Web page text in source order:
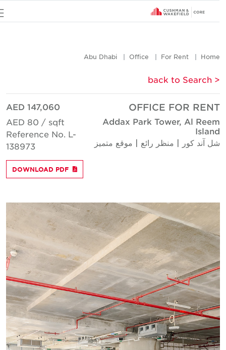
Home
For Rent
Office
Abu Dhabi
< back to Search
OFFICE FOR RENT
Addax Park Tower, Al Reem
Island
شل آند كور | منظر رائع | موقع متميز
AED 147,060
AED 80 / sqft
Reference No. L-
138973
DOWNLOAD PDF